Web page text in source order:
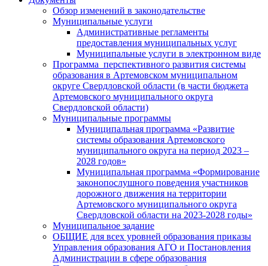
Обзор изменений в законодательстве
Муниципальные услуги
Административные регламенты
предоставления муниципальных услуг
Муниципальные услуги в электронном виде
Программа перспективного развития системы
образования в Артемовском муниципальном
округе Свердловской области (в части бюджета
Артемовского муниципального округа
Свердловской области)
Муниципальные программы
Муниципальная программа «Развитие
системы образования Артемовского
муниципального округа на период 2023 –
2028 годов»
Муниципальная программа «Формирование
законопослушного поведения участников
дорожного движения на территории
Артемовского муниципального округа
Свердловской области на 2023-2028 годы»
Муниципальное задание
ОБЩИЕ для всех уровней образования приказы
Управления образования АГО и Постановления
Администрации в сфере образования